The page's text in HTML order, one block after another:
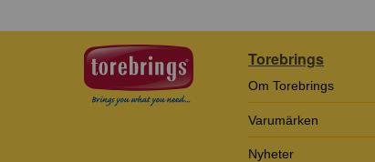
Torebrings
Om Torebrings
Varumärken
Nyheter